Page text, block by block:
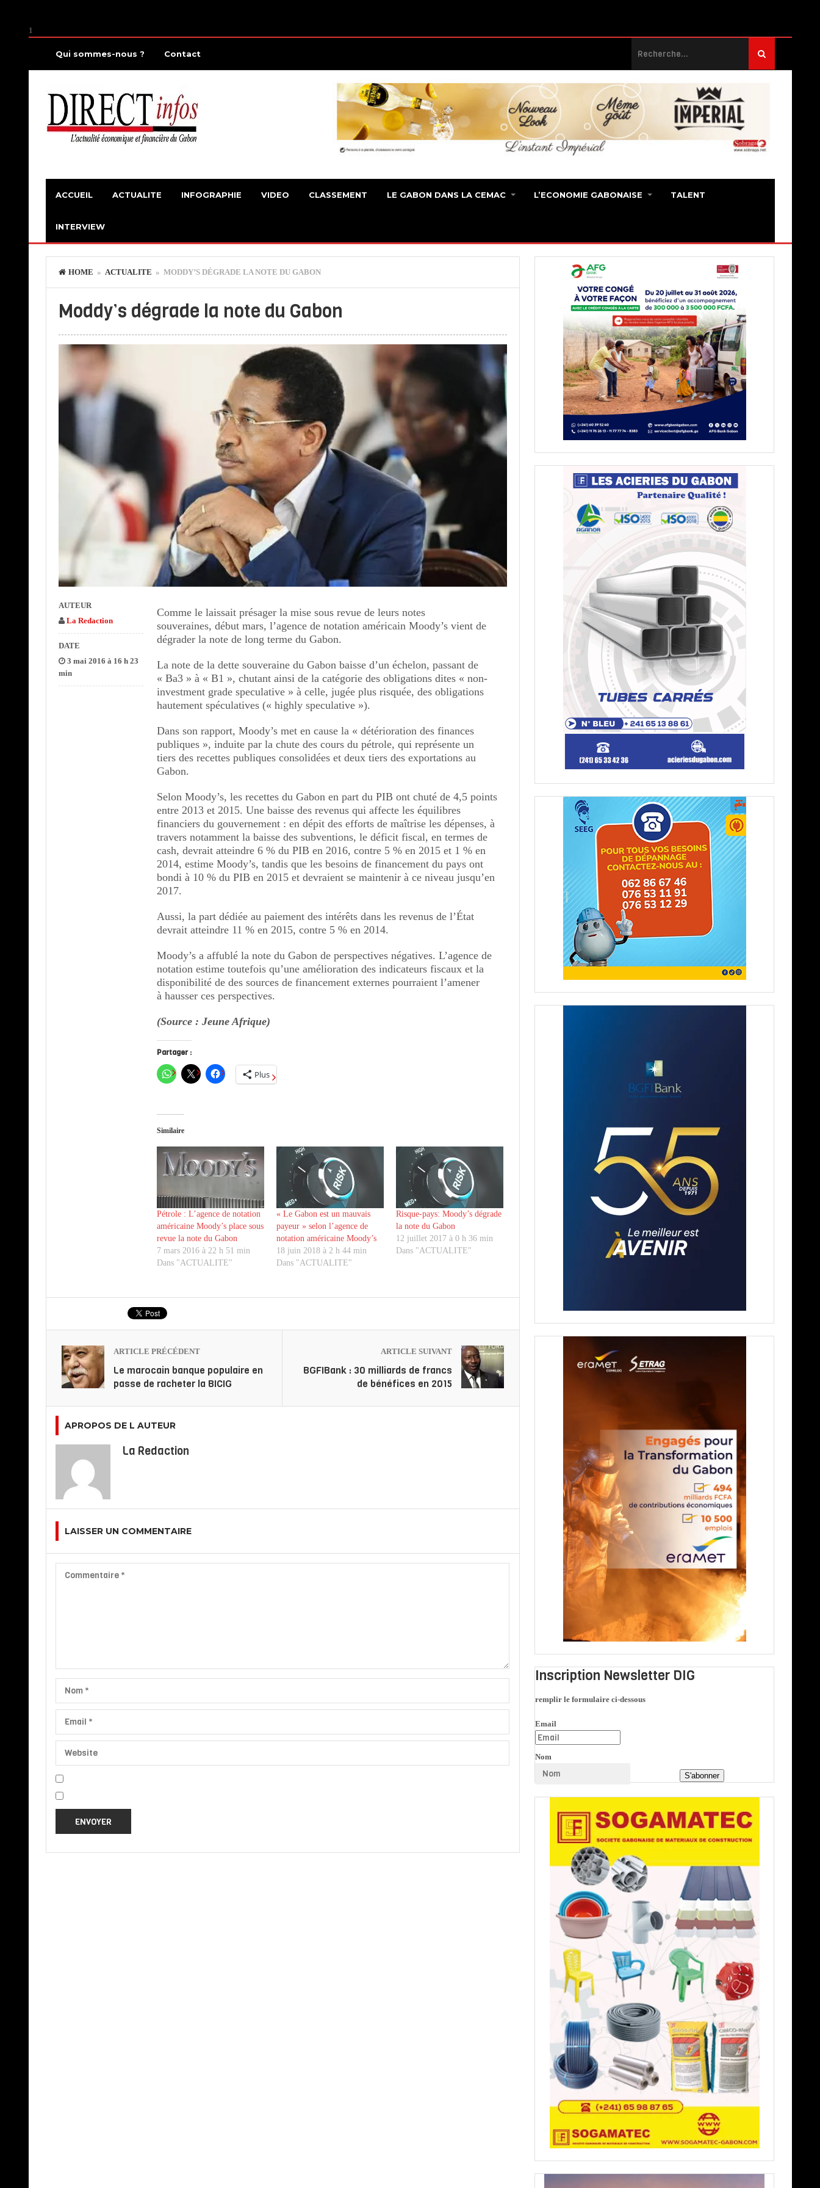
1
Qui sommes-nous ? Contact
ACCUEIL ACTUALITE INFOGRAPHIE VIDEO CLASSEMENT LE GABON DANS LA CEMAC L’ECONOMIE GABONAISE TALENT
INTERVIEW
HOME » ACTUALITE » MODDY’S DÉGRADE LA NOTE DU GABON
Moddy’s dégrade la note du Gabon
Comme le laissait présager la mise sous revue de leurs notes
souveraines, début mars, l’agence de notation américain Moody’s vient de
dégrader la note de long terme du Gabon.
La note de la dette souveraine du Gabon baisse d’un échelon, passant de
« Ba3 » à « B1 », chutant ainsi de la catégorie des obligations dites « non-
investment grade speculative » à celle, jugée plus risquée, des obligations
hautement spéculatives (« highly speculative »).
Dans son rapport, Moody’s met en cause la « détérioration des finances
publiques », induite par la chute des cours du pétrole, qui représente un
tiers des recettes publiques consolidées et deux tiers des exportations au
Gabon.
Selon Moody’s, les recettes du Gabon en part du PIB ont chuté de 4,5 points
entre 2013 et 2015. Une baisse des revenus qui affecte les équilibres
financiers du gouvernement : en dépit des efforts de maîtrise les dépenses, à
travers notamment la baisse des subventions, le déficit fiscal, en termes de
cash, devrait atteindre 6 % du PIB en 2016, contre 5 % en 2015 et 1 % en
2014, estime Moody’s, tandis que les besoins de financement du pays ont
bondi à 10 % du PIB en 2015 et devraient se maintenir à ce niveau jusqu’en
2017. 
Aussi, la part dédiée au paiement des intérêts dans les revenus de l’État
devrait atteindre 11 % en 2015, contre 5 % en 2014.
Moody’s a affublé la note du Gabon de perspectives négatives. L’agence de
notation estime toutefois qu’une amélioration des indicateurs fiscaux et la
disponibilité de des sources de financement externes pourraient l’amener
à hausser ces perspectives.
(Source : Jeune Afrique)
Partager :
Plus
Similaire
Pétrole : L’agence de notation
américaine Moody’s place sous
revue la note du Gabon
7 mars 2016 à 22 h 51 min
Dans "ACTUALITE"
« Le Gabon est un mauvais
payeur » selon l’agence de
notation américaine Moody’s
18 juin 2018 à 2 h 44 min
Dans "ACTUALITE"
Risque-pays: Moody’s dégrade
la note du Gabon
12 juillet 2017 à 0 h 36 min
Dans "ACTUALITE"
AUTEUR
La Redaction
DATE
3 mai 2016 à 16 h 23
min
ARTICLE PRÉCÉDENT
Le marocain banque populaire en
passe de racheter la BICIG
ARTICLE SUIVANT
BGFIBank : 30 milliards de francs
de bénéfices en 2015
APROPOS DE L AUTEUR
La Redaction
LAISSER UN COMMENTAIRE
Inscription Newsletter DIG
remplir le formulaire ci-dessous
Email
Nom
S'abonner